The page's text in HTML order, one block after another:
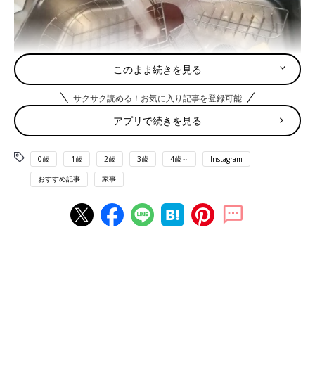
出典：Instagramアカウント「loko.home.707」
lokoさんは時間ができたのでシンクやキッチン周りのものをオキ
シ漬けしたそう。オキシ漬けはちょっとした時間にもでき、漬け
置きしている間は自分の時間が満喫できるのでよいですね。
浴室の床やお風呂マットをオキシ漬け！
このまま続きを見る
サクサク読める！お気に入り記事を登録可能
アプリで続きを見る
0歳 1歳 2歳 3歳 4歳～ Instagram
おすすめ記事 家事